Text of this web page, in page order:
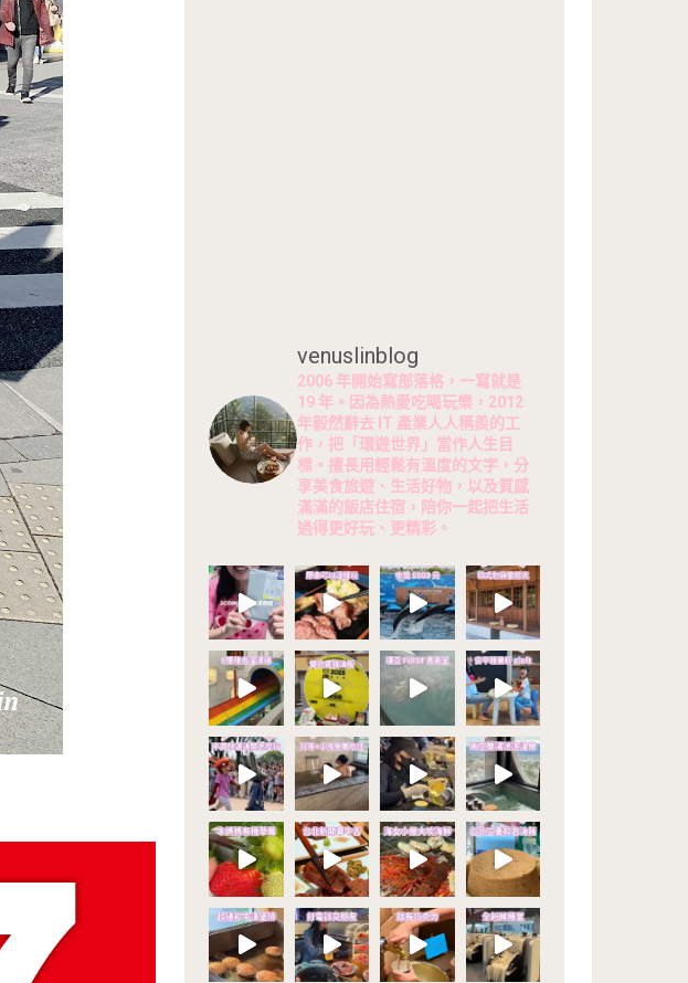
venuslinblog
2006 年開始寫部落格，一寫就是
19 年。因為熱愛吃喝玩樂，2012
年毅然辭去 IT 產業人人稱羨的工
作，把「環遊世界」當作人生目
標。擅長用輕鬆有溫度的文字，分
享美食旅遊、生活好物，以及質感
滿滿的飯店住宿，陪你一起把生活
過得更好玩、更精彩。